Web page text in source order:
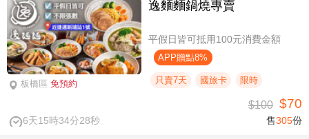
板橋區 免預約
逸麵麵鍋燒專賣
平假日皆可抵用100元消費金額
APP贈點8%
只賣7天 國旅卡 限時
6天15時34分27秒
$100 $70
售305份